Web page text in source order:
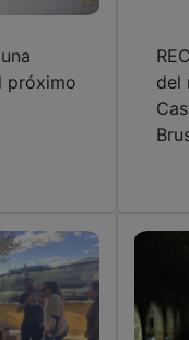
próximo
del